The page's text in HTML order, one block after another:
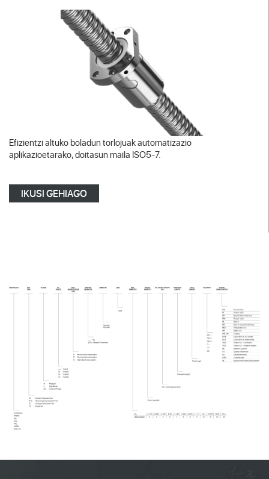
Efizientzi altuko boladun torlojuak automatizazio
aplikazioetarako, doitasun maila ISO5-7.
IKUSI GEHIAGO